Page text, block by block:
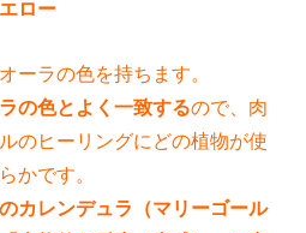
ロー
ーラの色を持ちます。
の色とよく一致するので、肉
のヒーリングにどの植物が使
かです。
カレンデュラ（マリーゴール